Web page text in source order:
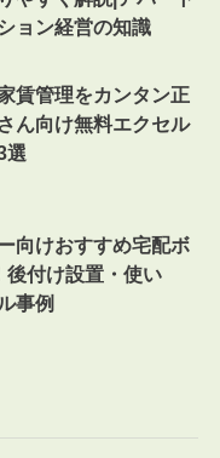
ョン経営の知識
賃管理をカンタン正
ん向け無料エクセル
選
向けおすすめ宅配ボ
後付け設置・使い
事例